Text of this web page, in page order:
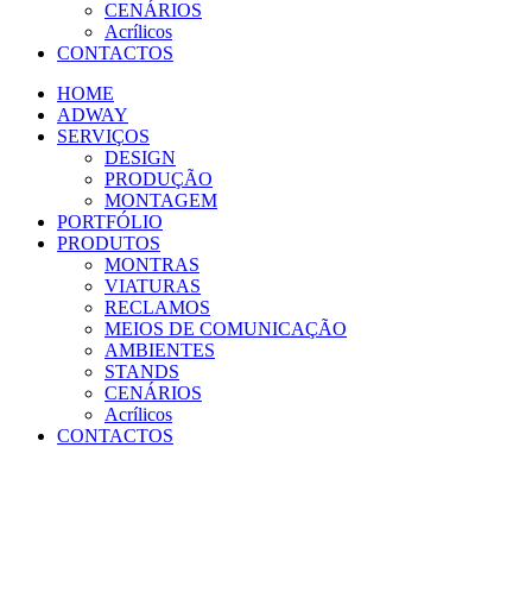
CENÁRIOS
Acrílicos
CONTACTOS
HOME
ADWAY
SERVIÇOS
DESIGN
PRODUÇÃO
MONTAGEM
PORTFÓLIO
PRODUTOS
MONTRAS
VIATURAS
RECLAMOS
MEIOS DE COMUNICAÇÃO
AMBIENTES
STANDS
CENÁRIOS
Acrílicos
CONTACTOS